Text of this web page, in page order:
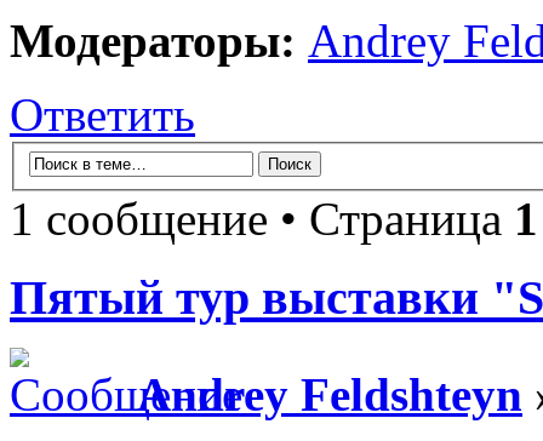
Модераторы: Andrey
Ответить
1 сообщение • Страница 1
Пятый тур выставки
Andrey Feldshteyn